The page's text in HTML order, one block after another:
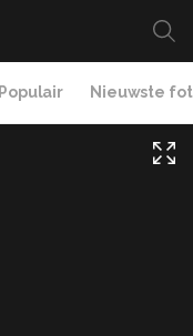
Populair Nieuwste